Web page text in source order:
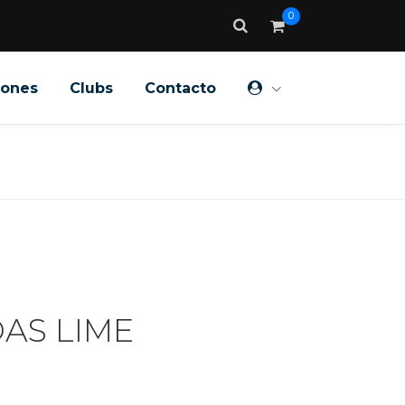
0
Clubs Contacto
LIME